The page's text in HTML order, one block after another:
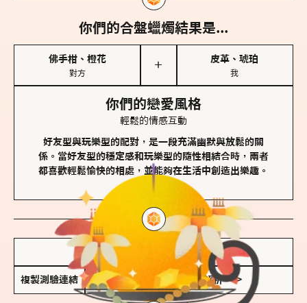
你們的合盤蠟燭結果是...
佛手柑、橙花
對方
＋
皮革、琥珀
我
你們的戀愛風格
輕鬆的情感互動
好友型與玩樂型的配對，是一段充滿幽默與放鬆的關
係。當好友型的穩定感和玩樂型的隨性相結合時，兩者
都喜歡輕鬆愉快的相處，並能夠在生活中創造出樂趣。
儲存我的結果圖
複製測驗連結 查看香氛類型全解析 >>>